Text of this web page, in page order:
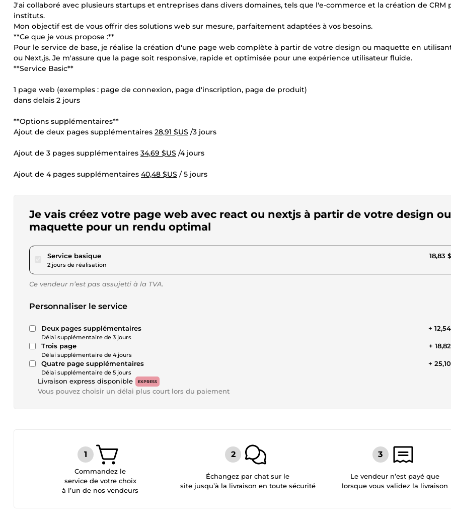
J'ai collaboré avec plusieurs startups et entreprises dans divers domaines, tels que l'e-commerce et la création de CRM
instituts.
Mon objectif est de vous offrir des solutions web sur mesure, parfaitement adaptées à vos besoins.
**Ce que je vous propose :**
Pour le service de base, je réalise la création d'une page web complète à partir de votre design ou maquette en
ou Next.js. Je m'assure que la page soit responsive, rapide et optimisée pour une expérience utilisateur fluide.
**Service Basic**
1 page web (exemples : page de connexion, page d'inscription, page de produit)
dans delais 2 jours
**Options supplémentaires**
Ajout de deux pages supplémentaires 28,91 $US /3 jours
Ajout de 3 pages supplémentaires 34,69 $US /4 jours
Ajout de 4 pages supplémentaires 40,48 $US / 5 jours
Je vais créez votre page web avec react ou nextjs à partir de votre design ou
maquette pour un rendu optimal
Service basiquepour 17,35 $US
2 jours de réalisation
18,83
Ce vendeur n’est pas assujetti à la TVA.
Personnaliser le service
Deux pages supplémentaires
Délai supplémentaire de 3 jours
+
Trois page
Délai supplémentaire de 4 jours
+
Quatre page supplémentaires
Délai supplémentaire de 5 jours
+
Livraison express disponible EXPRESS
Vous pouvez choisir un délai plus court lors du paiement
Commandez le
service de votre choix
à l’un de nos vendeurs
Échangez par chat sur le
site jusqu’à la livraison en toute sécurité
Le vendeur n’est payé que
lorsque vous validez la livraison